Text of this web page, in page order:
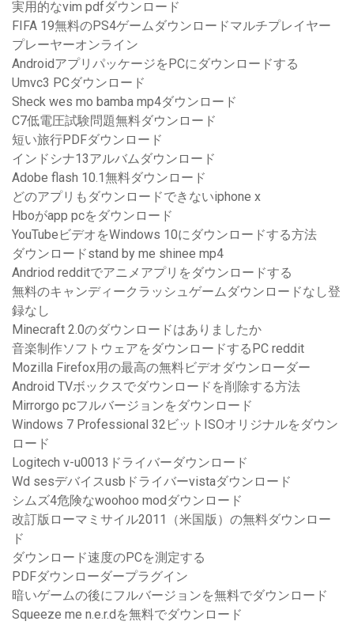
実用的なvim pdfダウンロード
FIFA 19無料のPS4ゲームダウンロードマルチプレイヤー
プレーヤーオンライン
AndroidアプリパッケージをPCにダウンロードする
Umvc3 PCダウンロード
Sheck wes mo bamba mp4ダウンロード
C7低電圧試験問題無料ダウンロード
短い旅行PDFダウンロード
インドシナ13アルバムダウンロード
Adobe flash 10.1無料ダウンロード
どのアプリもダウンロードできないiphone x
Hboがapp pcをダウンロード
YouTubeビデオをWindows 10にダウンロードする方法
ダウンロードstand by me shinee mp4
Andriod redditでアニメアプリをダウンロードする
無料のキャンディークラッシュゲームダウンロードなし登
録なし
Minecraft 2.0のダウンロードはありましたか
音楽制作ソフトウェアをダウンロードするPC reddit
Mozilla Firefox用の最高の無料ビデオダウンローダー
Android TVボックスでダウンロードを削除する方法
Mirrorgo pcフルバージョンをダウンロード
Windows 7 Professional 32ビットISOオリジナルをダウン
ロード
Logitech v-u0013ドライバーダウンロード
Wd sesデバイスusbドライバーvistaダウンロード
シムズ4危険なwoohoo modダウンロード
改訂版ローマミサイル2011（米国版）の無料ダウンロー
ド
ダウンロード速度のPCを測定する
PDFダウンローダープラグイン
暗いゲームの後にフルバージョンを無料でダウンロード
Squeeze me n.e.r.dを無料でダウンロード